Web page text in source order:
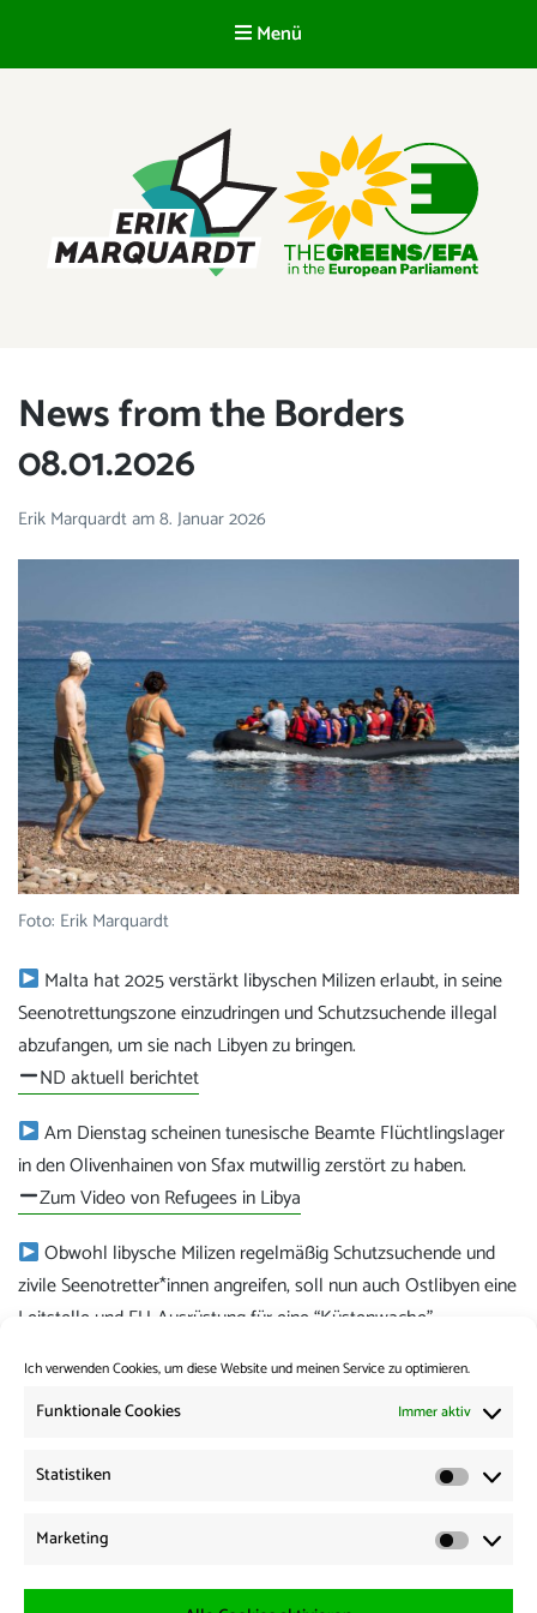
Ich verwenden Cookies, um diese Website und meinen Service zu optimieren.
Funktionale Cookies Immer aktiv
Statistiken
Marketing
Menü
News from the Borders
08.01.2026
Erik Marquardtam8. Januar 2026
Foto: Erik Marquardt
Malta hat 2025 verstärkt libyschen Milizen erlaubt, in seine
Seenotrettungszone einzudringen und Schutzsuchende illegal
abzufangen, um sie nach Libyen zu bringen.
ND aktuell berichtet
Am Dienstag scheinen tunesische Beamte Flüchtlingslager
in den Olivenhainen von Sfax mutwillig zerstört zu haben.
Zum Video von Refugees in Libya
Obwohl libysche Milizen regelmäßig Schutzsuchende und
zivile Seenotretter*innen angreifen, soll nun auch Ostlibyen eine
Leitstelle und EU-Ausrüstung für eine “Küstenwache”
Zum Artikel
Beitrags-
Navigation
Vorheriger
News from the Borders 07.01.2026
Weiter: